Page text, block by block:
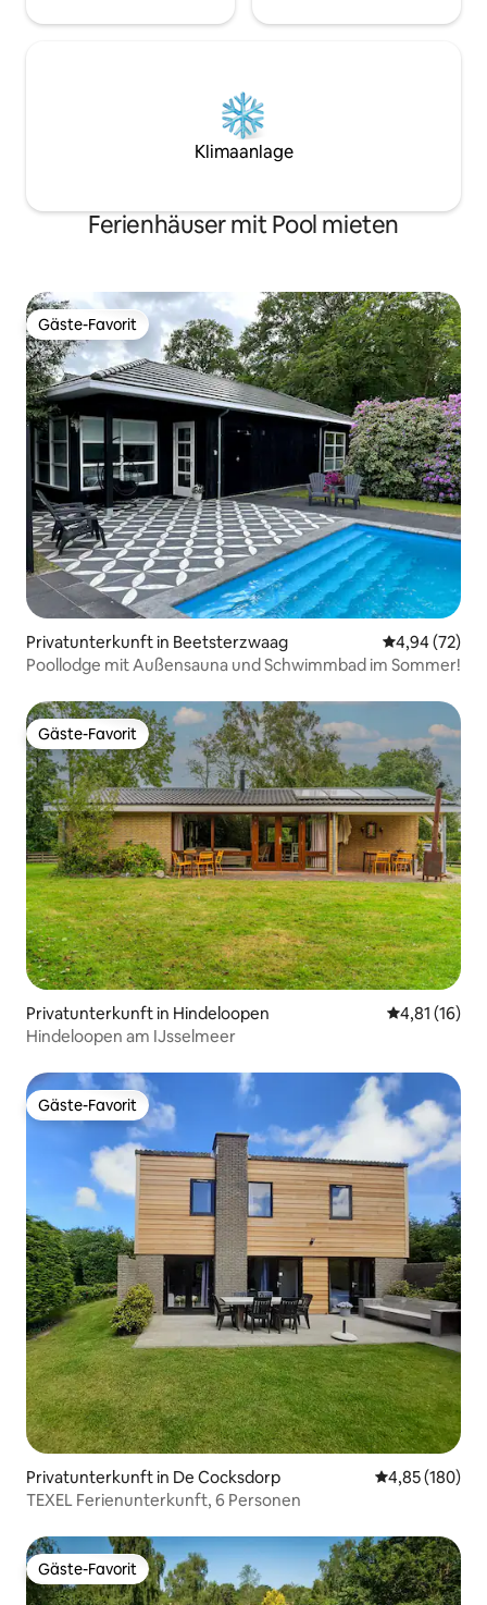
Klimaanlage
Ferienhäuser mit Pool mieten
Gäste-Favorit
Gäste-Favorit
Privatunterkunft in Beetsterzwaag
4,94 (72)
Poollodge mit Außensauna und Schwimmbad im Sommer!
Gäste-Favorit
Gäste-Favorit
Privatunterkunft in Hindeloopen
4,81 (16)
Hindeloopen am IJsselmeer
Gäste-Favorit
Gäste-Favorit
Privatunterkunft in De Cocksdorp
4,85 (180)
TEXEL Ferienunterkunft, 6 Personen
Gäste-Favorit
Gäste-Favorit